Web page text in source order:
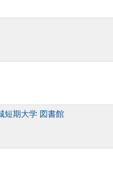
短期大学 図書館